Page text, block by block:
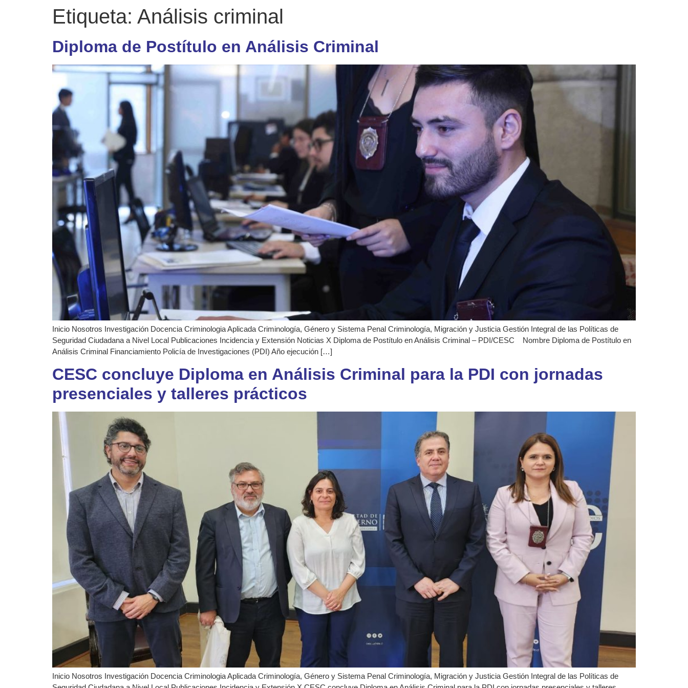
Etiqueta: Análisis criminal
Diploma de Postítulo en Análisis Criminal
Inicio Nosotros Investigación Docencia Criminologia Aplicada Criminología, Género y Sistema Penal Criminología, Migración y Justicia Gestión Integral de las Políticas de
Seguridad Ciudadana a Nivel Local Publicaciones Incidencia y Extensión Noticias X Diploma de Postítulo en Análisis Criminal – PDI/CESC Nombre Diploma de Postítulo en
Análisis Criminal Financiamiento Policía de Investigaciones (PDI) Año ejecución […]
CESC concluye Diploma en Análisis Criminal para la PDI con jornadas
presenciales y talleres prácticos
Inicio Nosotros Investigación Docencia Criminologia Aplicada Criminología, Género y Sistema Penal Criminología, Migración y Justicia Gestión Integral de las Políticas de